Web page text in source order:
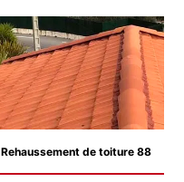
Rehaussement de toiture 88